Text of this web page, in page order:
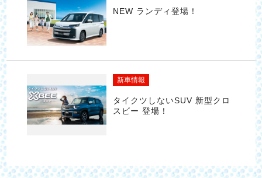
NEW ランディ登場！
新車情報
タイクツしないSUV 新型クロ
スビー 登場！